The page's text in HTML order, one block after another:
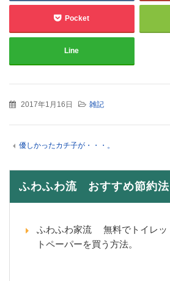
Pocket
Line
2017年1月16日 雑記
優しかったカチ子が・・・。
ふわふわ流 おすすめ節約法
ふわふわ家流 無料でトイレッ
トペーパーを買う方法。